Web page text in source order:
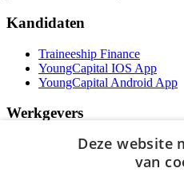
Kandidaten
Traineeship Finance
YoungCapital IOS App
YoungCapital Android App
Werkgevers
Het concept
Traineeship WFT-specialist
Deze website
van